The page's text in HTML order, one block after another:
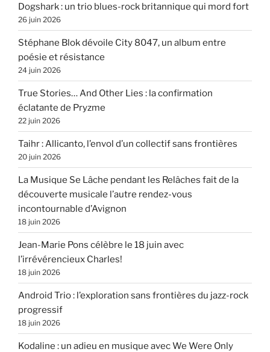
Dogshark : un trio blues-rock britannique qui mord fort
26 juin 2026
Stéphane Blok dévoile City 8047, un album entre
poésie et résistance
24 juin 2026
True Stories… And Other Lies : la confirmation
éclatante de Pryzme
22 juin 2026
Taihr : Allicanto, l’envol d’un collectif sans frontières
20 juin 2026
La Musique Se Lâche pendant les Relâches fait de la
découverte musicale l’autre rendez-vous
incontournable d’Avignon
18 juin 2026
Jean-Marie Pons célèbre le 18 juin avec
l’irrévérencieux Charles!
18 juin 2026
Android Trio : l’exploration sans frontières du jazz-rock
progressif
18 juin 2026
Kodaline : un adieu en musique avec We Were Only